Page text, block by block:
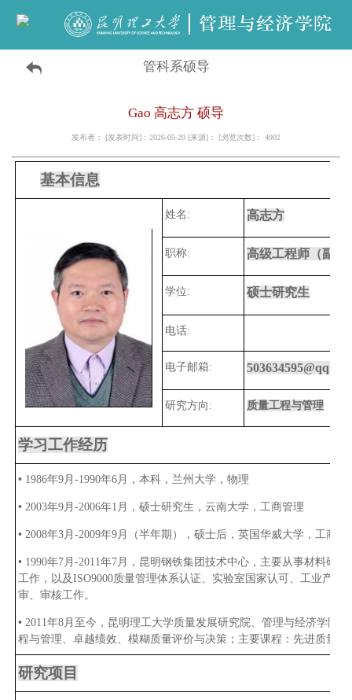
管科系硕导
Gao 高志方 硕导
发布者： [发表时间]：2026-05-20 [来源]： [浏览次数]： 4902
基本信息
姓名: 高志方
职称: 高级工程师（副教
学位: 硕士研究生
电话:
电子邮箱:
研究方向: 质量工程与管理
学习工作经历
• 1986年9月-1990年6月，本科，兰州大学，物理
• 2003年9月-2006年1 月，硕士研究生，云南大学，工商管理
• 2008年3月 -2009年9月（半年期），硕士后，英国华威大学，工商管
• 1990年7月-2011年7月，昆明钢铁集团技术中心，主要从事材料研
工作，以及ISO9000质量管理体系认证、实验室国家认可、工业产品
审、审核工作。
• 2011年8月至今，昆明理工大学质量发展研究院、管理与经济学院
程与管理、卓越绩效、模糊质量评价与决策；主要课程：先进质量管
研究项目